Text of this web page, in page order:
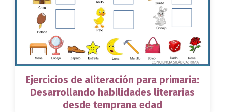
Ejercicios de aliteración para primaria:
Desarrollando habilidades literarias
desde temprana edad